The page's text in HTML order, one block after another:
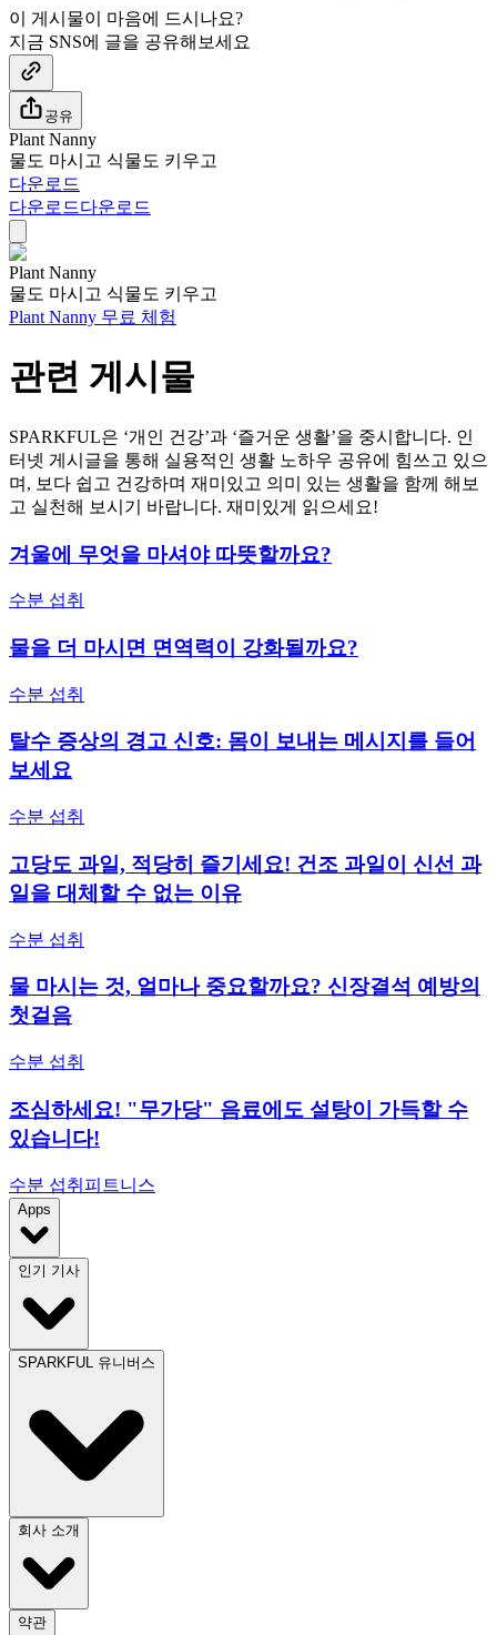
이 게시물이 마음에 드시나요?
지금 SNS에 글을 공유해보세요
공유
Plant Nanny
물도 마시고 식물도 키우고
다운로드
다운로드다운로드
Plant Nanny
물도 마시고 식물도 키우고
Plant Nanny 무료 체험
관련 게시물
SPARKFUL은 ‘개인 건강’과 ‘즐거운 생활’을 중시합니다. 인
터넷 게시글을 통해 실용적인 생활 노하우 공유에 힘쓰고 있으
며, 보다 쉽고 건강하며 재미있고 의미 있는 생활을 함께 해보
고 실천해 보시기 바랍니다. 재미있게 읽으세요!
겨울에 무엇을 마셔야 따뜻할까요?
수분 섭취
물을 더 마시면 면역력이 강화될까요?
수분 섭취
탈수 증상의 경고 신호: 몸이 보내는 메시지를 들어
보세요
수분 섭취
고당도 과일, 적당히 즐기세요! 건조 과일이 신선 과
일을 대체할 수 없는 이유
수분 섭취
물 마시는 것, 얼마나 중요할까요? 신장결석 예방의
첫걸음
수분 섭취
조심하세요! "무가당" 음료에도 설탕이 가득할 수
있습니다!
수분 섭취 피트니스
Apps
인기 기사
SPARKFUL 유니버스
회사 소개
약관